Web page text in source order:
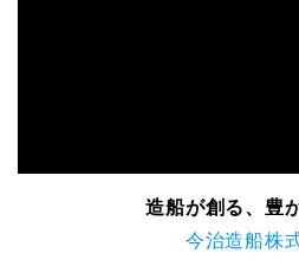
造船が創る、豊
今治造船株